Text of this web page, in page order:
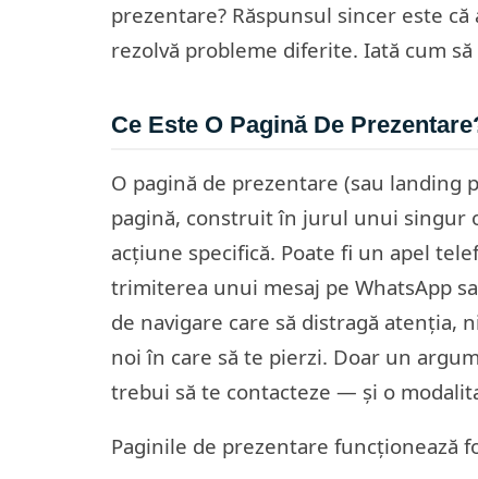
prezentare? Răspunsul sincer este
rezolvă probleme diferite. Iată cum să
Ce Este O Pagină De
O pagină de prezentare (sau
pagină, construit în jurul unui singur
acțiune specifică. Poate fi un apel
trimiterea unui mesaj pe WhatsApp
de navigare care să distragă atenția,
noi în care să te pierzi. Doar un
trebui să te contacteze — și o
Paginile de prezentare funcționează